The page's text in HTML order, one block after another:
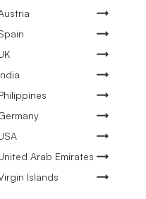
Arab Emirates
Islands